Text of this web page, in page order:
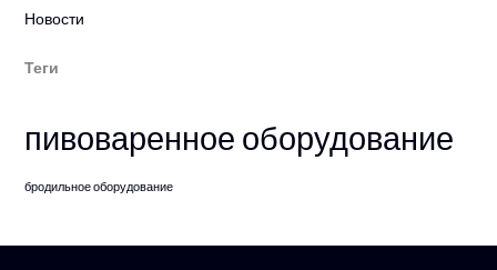
Новости
Теги
пивоваренное оборудование
бродильное оборудование